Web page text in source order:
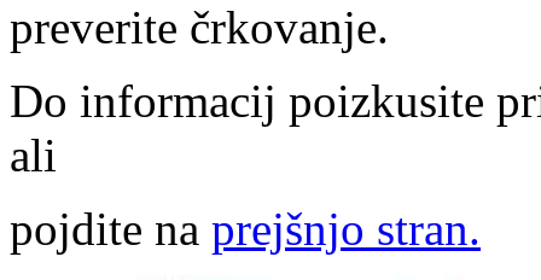
preverite črkovanje.
Do informacij poizkusite
ali
pojdite na prejšnjo stran.